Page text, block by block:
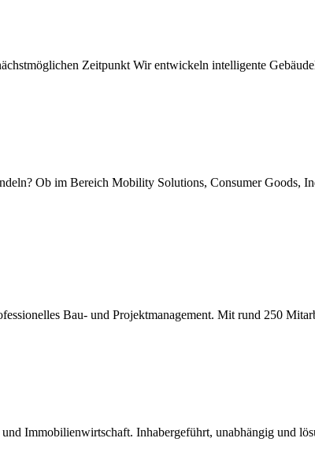
Zeitpunkt Wir entwickeln intelligente
Ob im Bereich Mobility Solutions, Consumer Goods,
Bau- und Projektmanagement. Mit rund 250
Immobilienwirtschaft. Inhabergeführt, unabhängig und